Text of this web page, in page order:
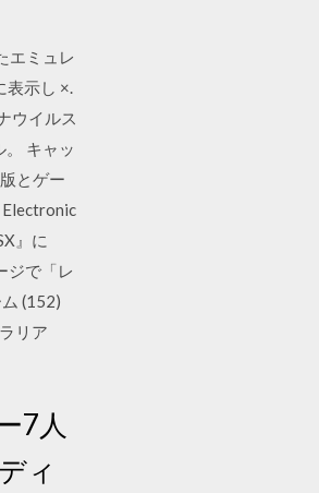
エミュレ
示し ×.
ウイルス
キャッ
とゲー
Electronic
』に
ジで「レ
(152)
リア
7人
ィ